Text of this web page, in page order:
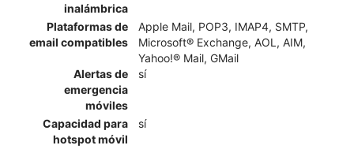
inalámbrica
Plataformas de
email compatibles
Apple Mail, POP3, IMAP4, SMTP,
Microsoft® Exchange, AOL, AIM,
Yahoo!® Mail, GMail
Alertas de
emergencia
móviles
sí
Capacidad para
hotspot móvil
sí